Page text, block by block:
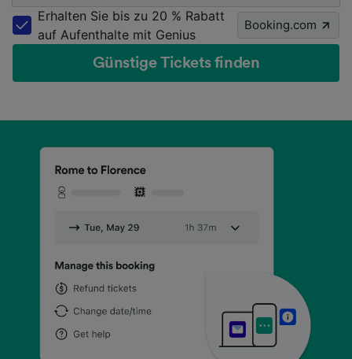
Erhalten Sie bis zu 20 % Rabatt
auf Aufenthalte mit Genius
Booking.com
Günstige Tickets finden